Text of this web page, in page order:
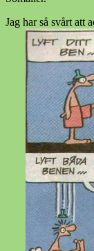
Jag har så svårt att